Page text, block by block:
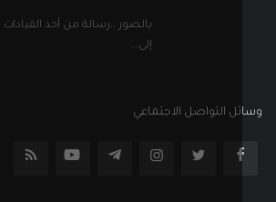
بالصور ..رسالة من أحد القيادات
التواصل الاجتماعي